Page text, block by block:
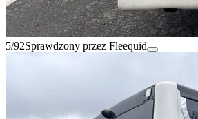
5/92Sprawdzony przez Fleequid